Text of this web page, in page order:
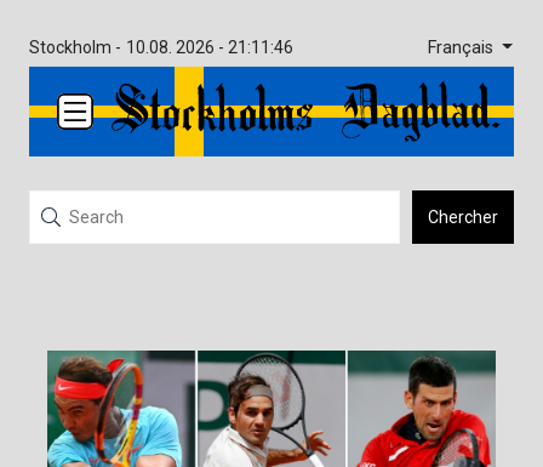
Stockholm - 10.08. 2026 - 21:11:46 Français
Chercher